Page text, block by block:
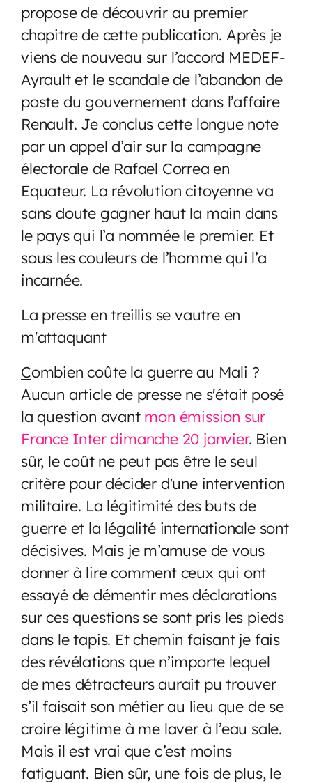
propose de découvrir au premier
chapitre de cette publication. Après je
viens de nouveau sur l’accord MEDEF-
Ayrault et le scandale de l’abandon de
poste du gouvernement dans l’affaire
Renault. Je conclus cette longue note
par un appel d’air sur la campagne
électorale de Rafael Correa en
Equateur. La révolution citoyenne va
sans doute gagner haut la main dans
le pays qui l’a nommée le premier. Et
sous les couleurs de l’homme qui l’a
incarnée.
La presse en treillis se vautre en
m'attaquant
Combien coûte la guerre au Mali ?
Aucun article de presse ne s'était posé
la question avantmon émission sur
France Inter dimanche 20 janvier. Bien
sûr, le coût ne peut pas être le seul
critère pour décider d'une intervention
militaire. La légitimité des buts de
guerre et la légalité internationale sont
décisives. Mais je m’amuse de vous
donner à lire comment ceux qui ont
essayé de démentir mes déclarations
sur ces questions se sont pris les pieds
dans le tapis. Et chemin faisant je fais
des révélations que n’importe lequel
de mes détracteurs aurait pu trouver
s’il faisait son métier au lieu que de se
croire légitime à me laver à l’eau sale.
Mais il est vrai que c’est moins
fatiguant. Bien sûr, une fois de plus, le